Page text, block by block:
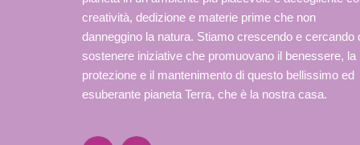
creatività, dedizione e materie prime che non
danneggino la natura. Stiamo crescendo e cercando
sostenere iniziative che promuovano il benessere, la
protezione e il mantenimento di questo bellissimo ed
esuberante pianeta Terra, che è la nostra casa.